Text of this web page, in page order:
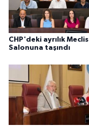
CHP'deki ayrılık Meclis
Salonuna taşındı